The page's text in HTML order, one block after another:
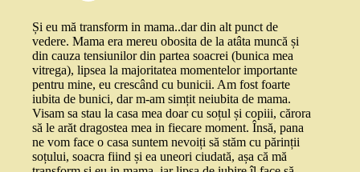
Și eu mă transform in mama..dar din alt punct de
vedere. Mama era mereu obosita de la atâta muncă și
din cauza tensiunilor din partea soacrei (bunica mea
vitrega), lipsea la majoritatea momentelor importante
pentru mine, eu crescând cu bunicii. Am fost foarte
iubita de bunici, dar m-am simțit neiubita de mama.
Visam sa stau la casa mea doar cu soțul și copiii, cărora
să le arăt dragostea mea in fiecare moment. Însă, pana
ne vom face o casa suntem nevoiți să stăm cu părinții
soțului, soacra fiind și ea uneori ciudată, așa că mă